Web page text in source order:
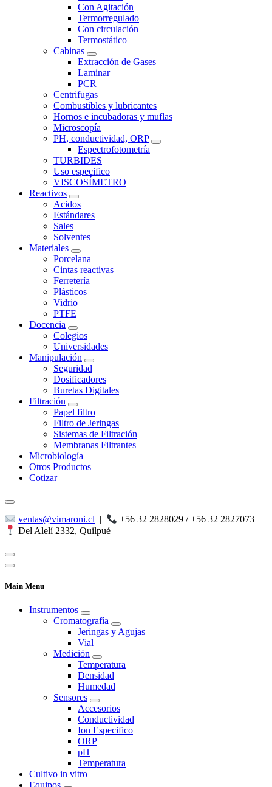
Con Agitación
Termorregulado
Con circulación
Termostático
Cabinas
Extracción de Gases
Laminar
PCR
Centrifugas
Combustibles y lubricantes
Hornos e incubadoras y muflas
Microscopía
PH, conductividad, ORP
Espectrofotometría
TURBIDES
Uso especifico
VISCOSÍMETRO
Reactivos
Acidos
Estándares
Sales
Solventes
Materiales
Porcelana
Cintas reactivas
Ferretería
Plásticos
Vidrio
PTFE
Docencia
Colegios
Universidades
Manipulación
Seguridad
Dosificadores
Buretas Digitales
Filtración
Papel filtro
Filtro de Jeringas
Sistemas de Filtración
Membranas Filtrantes
Microbiología
Otros Productos
Cotizar
ventas@vimaroni.cl | +56 32 2828029 / +56 32 2827073 |
Del Alelí 2332, Quilpué
Main Menu
Instrumentos
Cromatografía
Jeringas y Agujas
Vial
Medición
Temperatura
Densidad
Humedad
Sensores
Accesorios
Conductividad
Ion Especifico
ORP
pH
Temperatura
Cultivo in vitro
Equipos